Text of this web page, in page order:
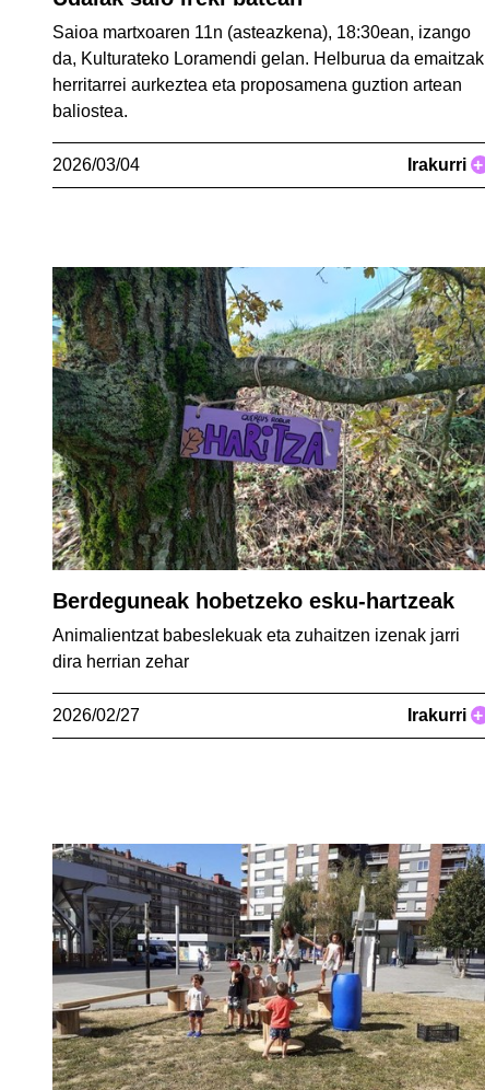
Saioa martxoaren 11n (asteazkena), 18:30ean, izango
da, Kulturateko Loramendi gelan. Helburua da emaitzak
herritarrei aurkeztea eta proposamena guztion artean
baliostea.
2026/03/04 Irakurri +
Berdeguneak hobetzeko esku-hartzeak
Animalientzat babeslekuak eta zuhaitzen izenak jarri
dira herrian zehar
2026/02/27 Irakurri +